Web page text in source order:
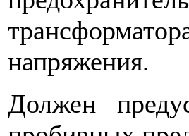
напряжения.
Должен